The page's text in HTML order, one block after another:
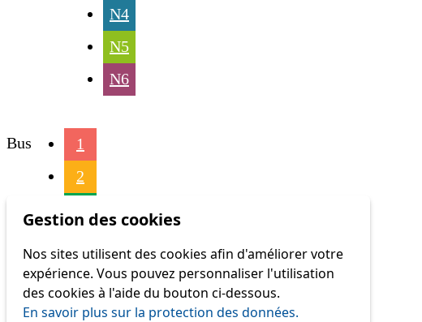
N4
N5
N6
Bus
1
2
16
17
Gestion des cookies
Nos sites utilisent des cookies afin d'améliorer votre
expérience. Vous pouvez personnaliser l'utilisation
des cookies à l'aide du bouton ci-dessous.
En savoir plus sur la protection des données.